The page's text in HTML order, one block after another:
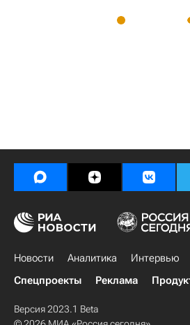
Новости Аналитика Интервью
Спецпроекты
Реклама
Версия 2023.1 Beta